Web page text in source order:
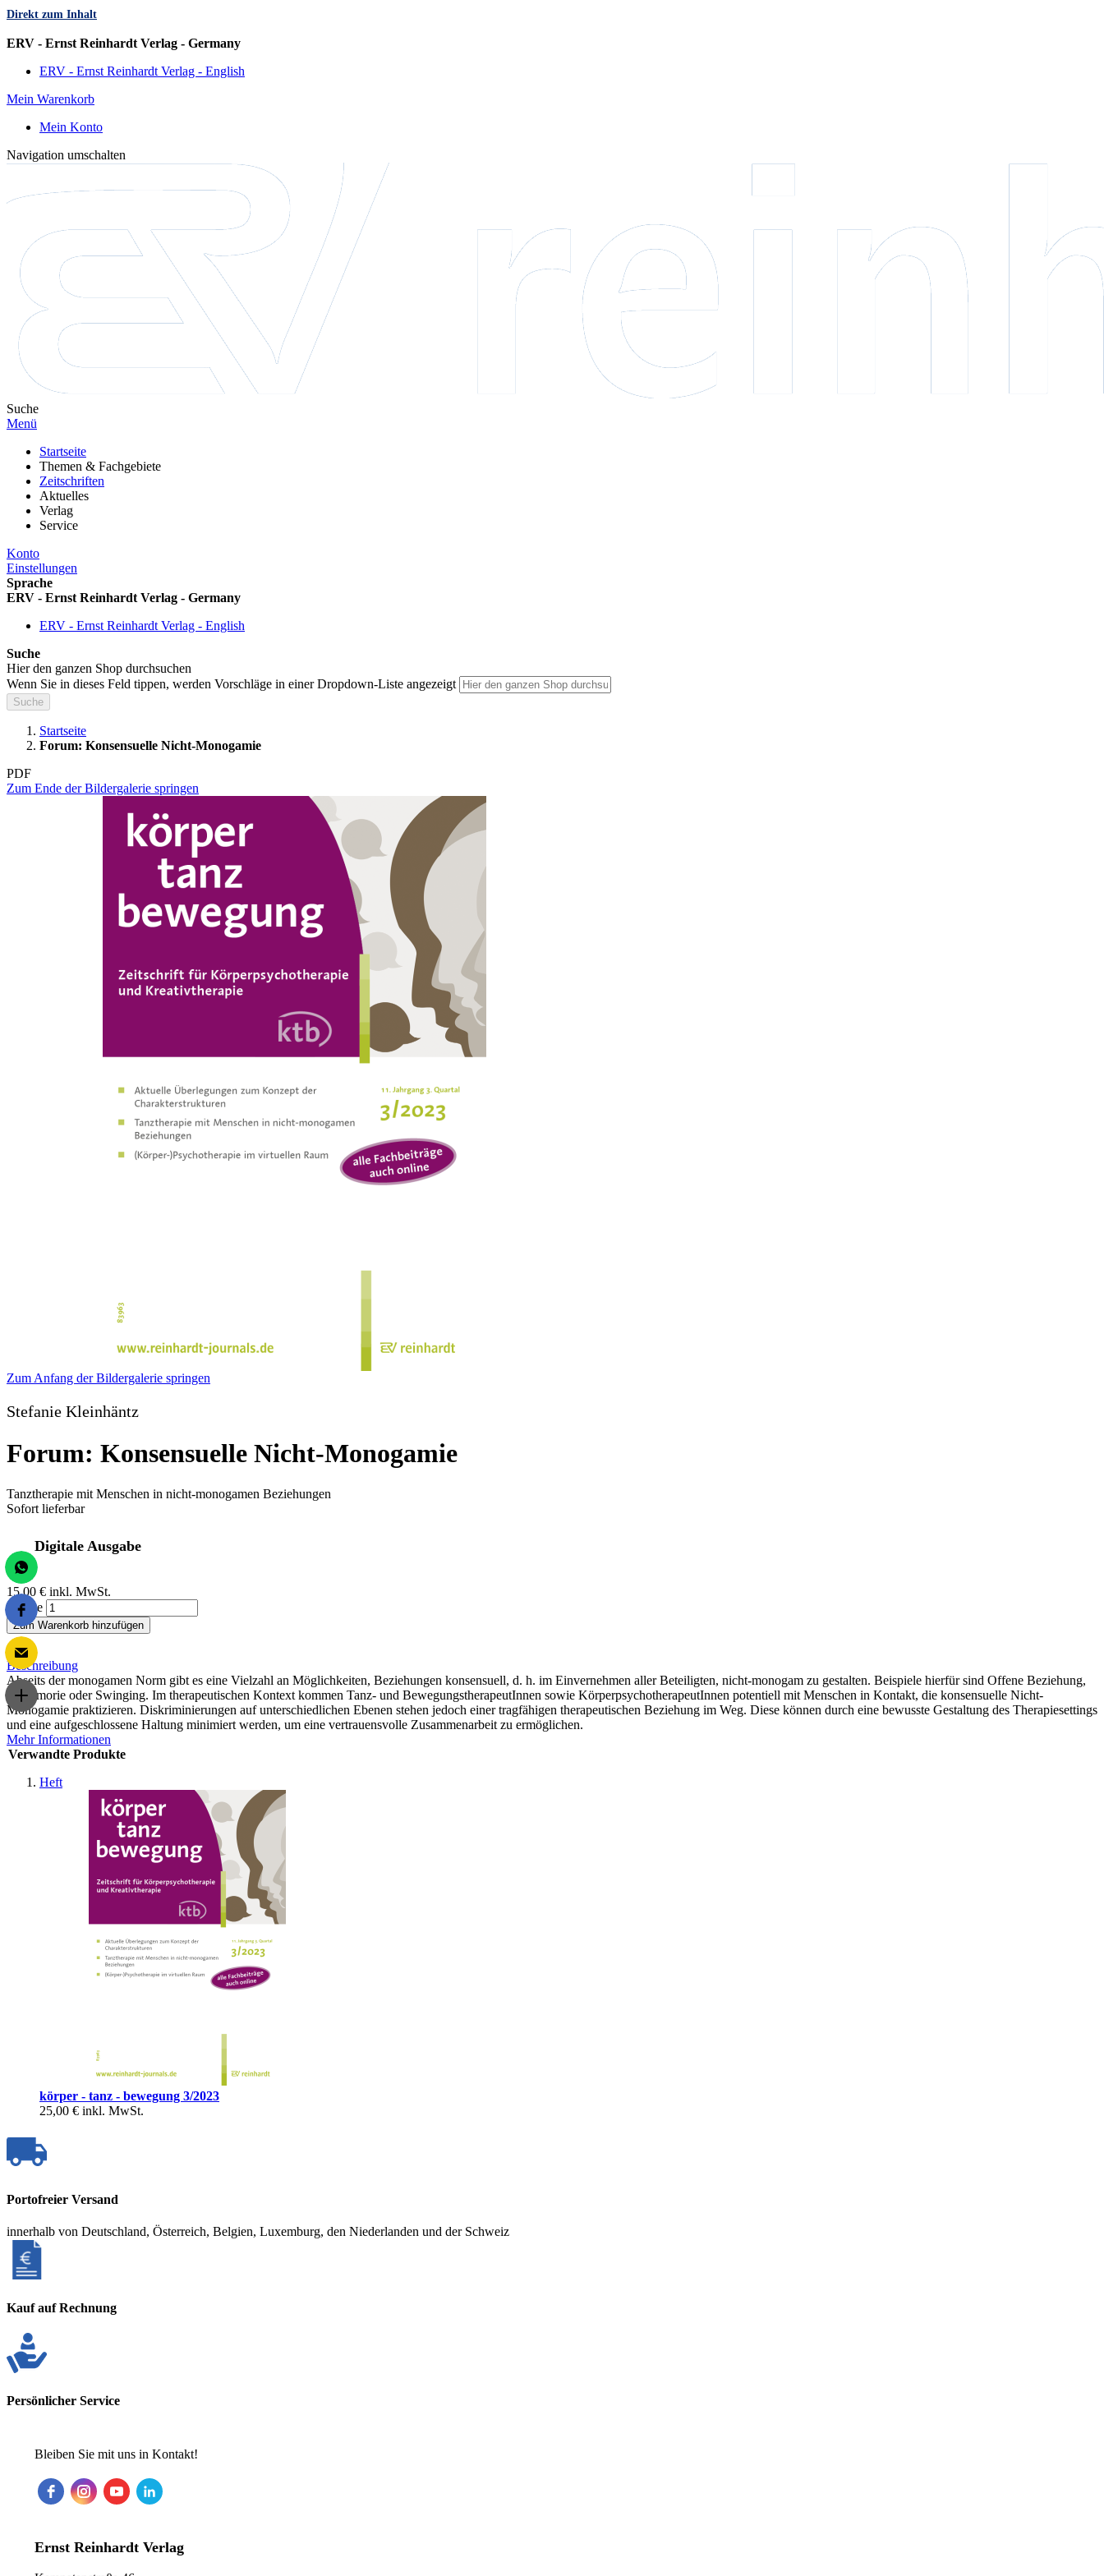
Direkt zum Inhalt
ERV - Ernst Reinhardt Verlag - Germany
ERV - Ernst Reinhardt Verlag - English
Mein Warenkorb
Mein Konto
Navigation umschalten
Suche
Menü
Startseite
Themen & Fachgebiete
Zeitschriften
Aktuelles
Verlag
Service
Konto
Einstellungen
Sprache
ERV - Ernst Reinhardt Verlag - Germany
ERV - Ernst Reinhardt Verlag - English
Suche
Hier den ganzen Shop durchsuchen
Wenn Sie in dieses Feld tippen, werden Vorschläge in einer Dropdown-Liste angezeigt
Suche
Startseite
Forum: Konsensuelle Nicht-Monogamie
PDF
Zum Ende der Bildergalerie springen
Zum Anfang der Bildergalerie springen
Stefanie Kleinhäntz
Forum: Konsensuelle Nicht-Monogamie
Tanztherapie mit Menschen in nicht-monogamen Beziehungen
Sofort lieferbar
Digitale Ausgabe
15,00 € inkl. MwSt.
Menge
Zum Warenkorb hinzufügen
Beschreibung
Abseits der monogamen Norm gibt es eine Vielzahl an Möglichkeiten, Beziehungen konsensuell, d. h. im Einvernehmen aller Beteiligten, nicht-monogam zu gestalten. Beispiele hierfür sind Offene Beziehung,
Polyamorie oder Swinging. Im therapeutischen Kontext kommen Tanz- und BewegungstherapeutInnen sowie KörperpsychotherapeutInnen potentiell mit Menschen in Kontakt, die konsensuelle Nicht-
Monogamie praktizieren. Diskriminierungen auf unterschiedlichen Ebenen stehen jedoch einer tragfähigen therapeutischen Beziehung im Weg. Diese können durch eine bewusste Gestaltung des Therapiesettings
und eine aufgeschlossene Haltung minimiert werden, um eine vertrauensvolle Zusammenarbeit zu ermöglichen.
Mehr Informationen
Verwandte Produkte
Heft
körper - tanz - bewegung 3/2023
25,00 € inkl. MwSt.
Portofreier Versand
innerhalb von Deutschland, Österreich, Belgien, Luxemburg, den Niederlanden und der Schweiz
Kauf auf Rechnung
Persönlicher Service
Bleiben Sie mit uns in Kontakt!
Ernst Reinhardt Verlag